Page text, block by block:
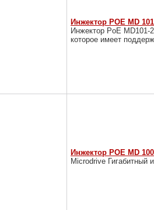
Инжектор POE MD
Инжектор PoE MD101-
которое имеет
Инжектор POE MD
Microdrive Гигабитный